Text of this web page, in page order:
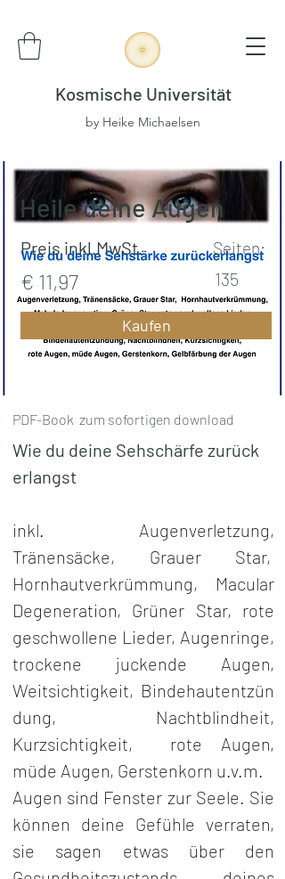
Kosmische Universität
by Heike Michaelsen
Heile deine Augen
Preis inkl.MwSt.
€ 11,97
Seiten:
135
Kaufen
PDF-Book zum sofortigen download
Wie du deine Sehschärfe zurück
erlangst
inkl. Augenverletzung,
Tränensäcke, Grauer Star,
Hornhautverkrümmung, Macular
Degeneration, Grüner Star, rote
geschwollene Lieder, Augenringe,
trockene juckende Augen,
Weitsichtigkeit, Bindehautentzün
dung, Nachtblindheit,
Kurzsichtigkeit,  rote Augen,
müde Augen, Gerstenkorn u.v.m.
Augen sind Fenster zur Seele. Sie
können deine Gefühle verraten,
sie sagen etwas über den